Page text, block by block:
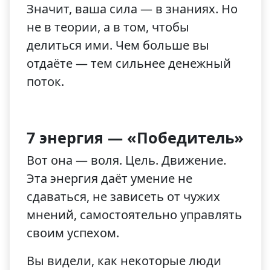
Значит, ваша сила — в знаниях. Но
не в теории, а в том, чтобы
делиться ими. Чем больше вы
отдаёте — тем сильнее денежный
поток.
7 энергия — «Победитель»
Вот она — воля. Цель. Движение.
Эта энергия даёт умение не
сдаваться, не зависеть от чужих
мнений, самостоятельно управлять
своим успехом.
Вы видели, как некоторые люди